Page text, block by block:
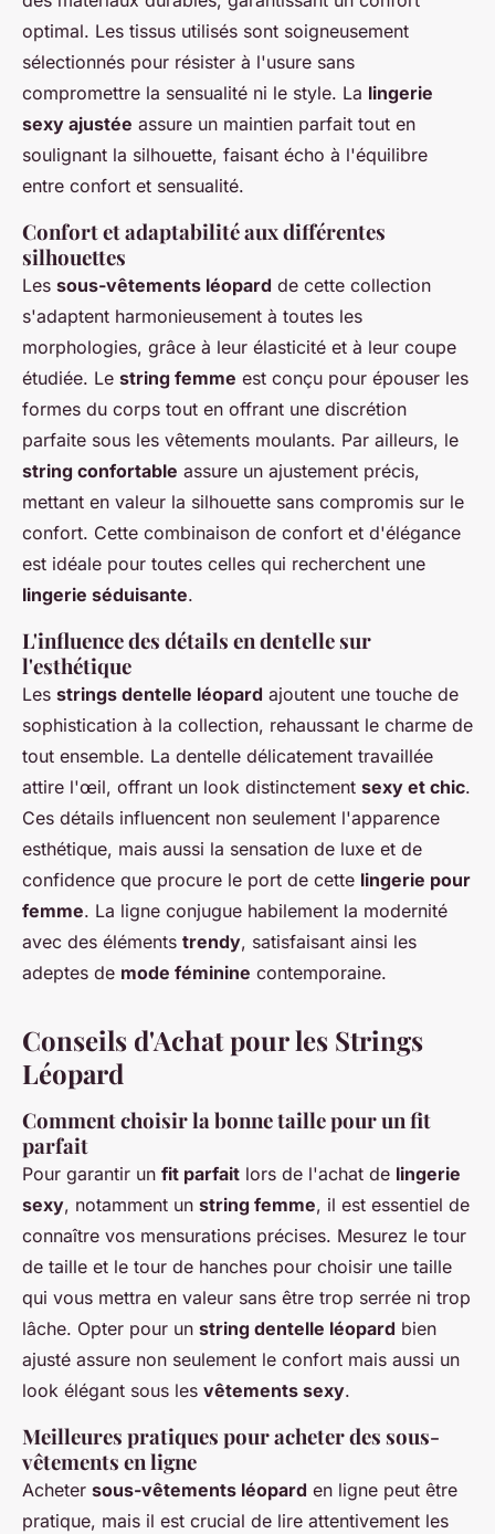
optimal. Les tissus utilisés sont soigneusement
sélectionnés pour résister à l'usure sans
compromettre la sensualité ni le style. La lingerie
sexy ajustée assure un maintien parfait tout en
soulignant la silhouette, faisant écho à l'équilibre
entre confort et sensualité.
Confort et adaptabilité aux différentes
silhouettes
Les sous-vêtements léopard de cette collection
s'adaptent harmonieusement à toutes les
morphologies, grâce à leur élasticité et à leur coupe
étudiée. Le string femme est conçu pour épouser les
formes du corps tout en offrant une discrétion
parfaite sous les vêtements moulants. Par ailleurs, le
string confortable assure un ajustement précis,
mettant en valeur la silhouette sans compromis sur le
confort. Cette combinaison de confort et d'élégance
est idéale pour toutes celles qui recherchent une
lingerie séduisante.
L'influence des détails en dentelle sur
l'esthétique
Les strings dentelle léopard ajoutent une touche de
sophistication à la collection, rehaussant le charme de
tout ensemble. La dentelle délicatement travaillée
attire l'œil, offrant un look distinctement sexy et chic.
Ces détails influencent non seulement l'apparence
esthétique, mais aussi la sensation de luxe et de
confidence que procure le port de cette lingerie pour
femme. La ligne conjugue habilement la modernité
avec des éléments trendy, satisfaisant ainsi les
adeptes de mode féminine contemporaine.
Conseils d'Achat pour les Strings
Léopard
Comment choisir la bonne taille pour un fit
parfait
Pour garantir un fit parfait lors de l'achat de lingerie
sexy, notamment un string femme, il est essentiel de
connaître vos mensurations précises. Mesurez le tour
de taille et le tour de hanches pour choisir une taille
qui vous mettra en valeur sans être trop serrée ni trop
lâche. Opter pour un string dentelle léopard bien
ajusté assure non seulement le confort mais aussi un
look élégant sous les vêtements sexy.
Meilleures pratiques pour acheter des sous-
vêtements en ligne
Acheter sous-vêtements léopard en ligne peut être
pratique, mais il est crucial de lire attentivement les